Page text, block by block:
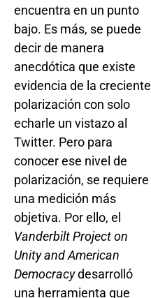
encuentra en un punto
bajo. Es más, se puede
decir de manera
anecdótica que existe
evidencia de la creciente
polarización con solo
echarle un vistazo al
Twitter. Pero para
conocer ese nivel de
polarización, se requiere
una medición más
objetiva. Por ello, el
Vanderbilt Project on
Unity and American
Democracydesarrolló
una herramienta que